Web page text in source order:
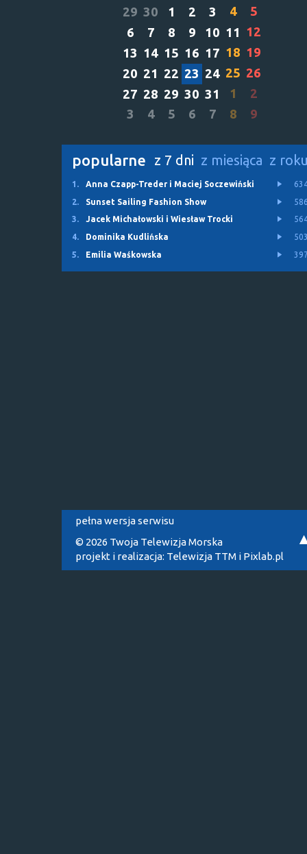
29 30 1 2 3 4
5
6
7 8 9 10 11 12
13 14 15 16 17 18 19
20 21 22 23 24 25 26
27 28 29 30 31 1
2
3
4 5 6 7 8 9
popularne z 7 dni z miesiąca z
1. Anna Czapp-Treder i Maciej Soczewiński
2.
Sunset Sailing Fashion Show
3.
Jacek Michałowski i Wiesław Trocki
4.
Dominika Kudlińska
5.
Emilia Waśkowska
pełna wersja serwisu
© 2026 Twoja Telewizja Morska
projekt i realizacja: Telewizja TTM i Pixlab.pl